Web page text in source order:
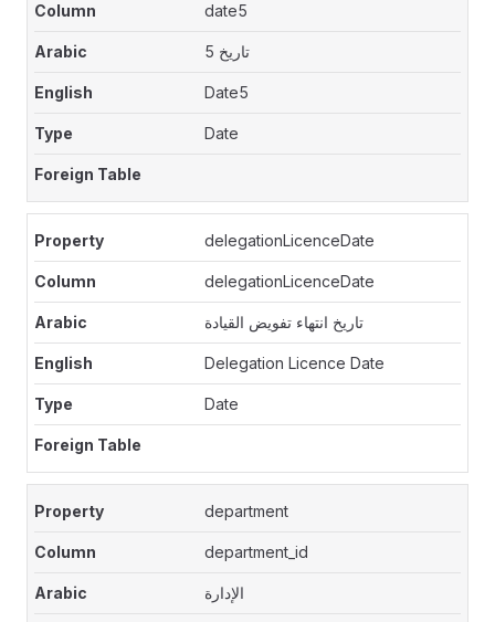
date5
تاريخ 5
Date5
Date
delegationLicenceDate
delegationLicenceDate
تاريخ انتهاء تفويض القيادة
Delegation Licence Date
Date
department
department_id
الإدارة